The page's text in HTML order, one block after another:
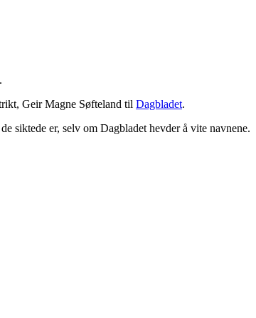
Geir Magne Søfteland til Dagbladet.
siktede er, selv om Dagbladet hevder å vite navnene.